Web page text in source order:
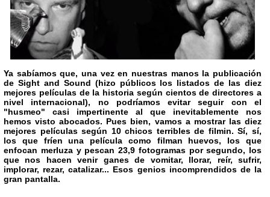
Ya sabíamos que, una vez en nuestras manos la publicación
de Sight and Sound (hizo públicos los listados de las diez
mejores películas de la historia según cientos de directores a
nivel internacional), no podríamos evitar seguir con el
"husmeo" casi impertinente al que inevitablemente nos
hemos visto abocados. Pues bien, vamos a mostrar las diez
mejores películas según 10 chicos terribles de filmin. Sí, sí,
los que fríen una película como filman huevos, los que
enfocan merluza y pescan 23,9 fotogramas por segundo, los
que nos hacen venir ganes de vomitar, llorar, reír, sufrir,
implorar, rezar, catalizar... Esos genios incomprendidos de la
gran pantalla.